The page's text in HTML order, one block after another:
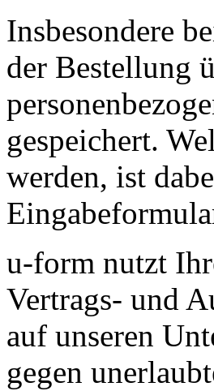
Insbesondere
der Bestellung
gespeichert.
werden, ist
u-form nutzt
Vertrags- und
auf unseren
gegen